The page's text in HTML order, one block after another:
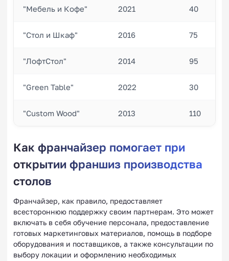
"Мебель и Кофе" 2021 40
"Стол и Шкаф" 2016 75
"ЛофтСтол" 2014 95
"Green Table" 2022 30
"Custom Wood" 2013 110
Как франчайзер помогает при
открытии франшиз производства
столов
Франчайзер, как правило, предоставляет
всестороннюю поддержку своим партнерам. Это может
включать в себя обучение персонала, предоставление
готовых маркетинговых материалов, помощь в подборе
оборудования и поставщиков, а также консультации по
выбору локации и оформлению необходимых